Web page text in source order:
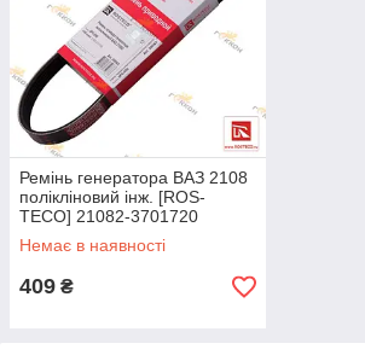
Ремінь генератора ВАЗ 2108
полікліновий інж. [ROS-
TECO] 21082-3701720
Немає в наявності
409 ₴